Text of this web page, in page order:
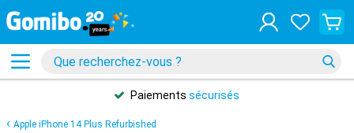
Paiements sécurisés
Apple iPhone 14 Plus Refurbished